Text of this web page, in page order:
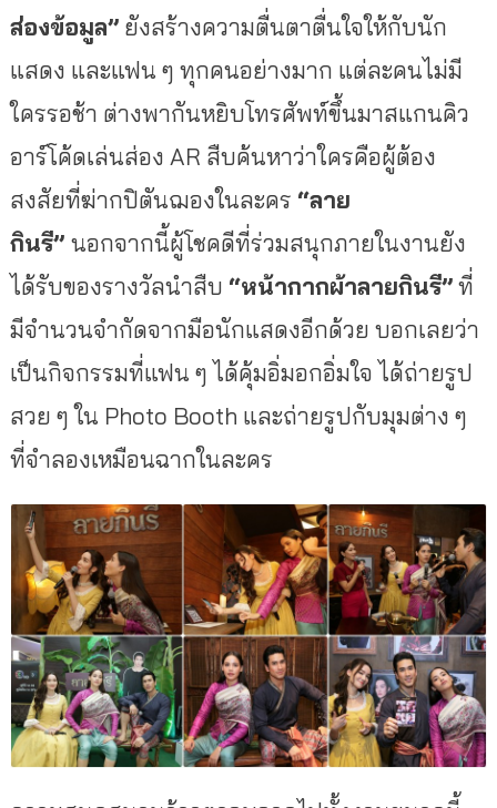
ส่องข้อมูล”ยังสร้างความตื่นตาตื่นใจให้กับนัก
แสดง และแฟน ๆ ทุกคนอย่างมาก แต่ละคนไม่มี
ใครรอช้า ต่างพากันหยิบโทรศัพท์ขึ้นมาสแกนคิว
อาร์โค้ดเล่นส่อง AR สืบค้นหาว่าใครคือผู้ต้อง
สงสัยที่ฆ่ากปิตันฌองในละคร “ลาย
กินรี” นอกจากนี้ผู้โชคดีที่ร่วมสนุกภายในงานยัง
ได้รับของรางวัลนำสืบ “หน้ากากผ้าลายกินรี”ที่
มีจำนวนจำกัดจากมือนักแสดงอีกด้วย บอกเลยว่า
เป็นกิจกรรมที่แฟน ๆ ได้คุ้มอิ่มอกอิ่มใจ ได้ถ่ายรูป
สวย ๆ ใน Photo Booth และถ่ายรูปกับมุมต่าง ๆ
ที่จำลองเหมือนฉากในละคร